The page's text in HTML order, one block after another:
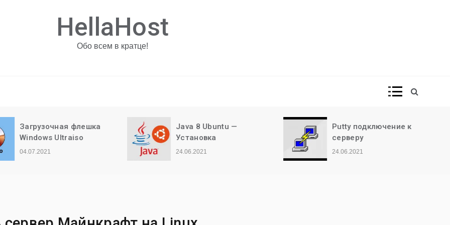
HellaHost
Обо всем в кратце!
Загрузочная флешка
Windows Ultraiso
04.07.2021
Java 8 Ubuntu —
Установка
24.06.2021
Putty подключение к
серверу
24.06.2021